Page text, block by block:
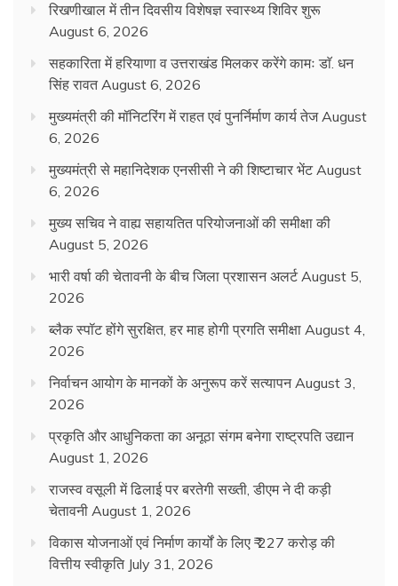
रिखणीखाल में तीन दिवसीय विशेषज्ञ स्वास्थ्य शिविर शुरू
August 6, 2026
सहकारिता में हरियाणा व उत्तराखंड मिलकर करेंगे कामः डाॅ. धन
सिंह रावत August 6, 2026
मुख्यमंत्री की मॉनिटरिंग में राहत एवं पुनर्निर्माण कार्य तेज August
6, 2026
मुख्यमंत्री से महानिदेशक एनसीसी ने की शिष्टाचार भेंट August
6, 2026
मुख्य सचिव ने वाह्य सहायतित परियोजनाओं की समीक्षा की
August 5, 2026
भारी वर्षा की चेतावनी के बीच जिला प्रशासन अलर्ट August 5,
2026
ब्लैक स्पॉट होंगे सुरक्षित, हर माह होगी प्रगति समीक्षा August 4,
2026
निर्वाचन आयोग के मानकों के अनुरूप करें सत्यापन August 3,
2026
प्रकृति और आधुनिकता का अनूठा संगम बनेगा राष्ट्रपति उद्यान
August 1, 2026
राजस्व वसूली में ढिलाई पर बरतेगी सख्ती, डीएम ने दी कड़ी
चेतावनी August 1, 2026
विकास योजनाओं एवं निर्माण कार्यों के लिए ₹ 227 करोड़ की
वित्तीय स्वीकृति July 31, 2026